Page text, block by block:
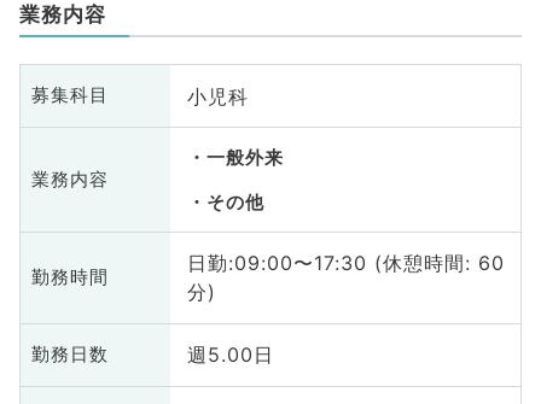
業務内容
募集科目 小児科
業務内容
一般外来
その他
勤務時間
日勤:09:00〜17:30 (休憩時間: 60
分)
勤務日数 週5.00日